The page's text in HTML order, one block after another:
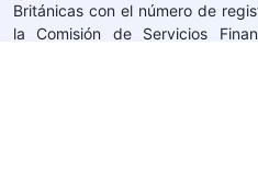
Británicas con el número de
la Comisión de Servicios